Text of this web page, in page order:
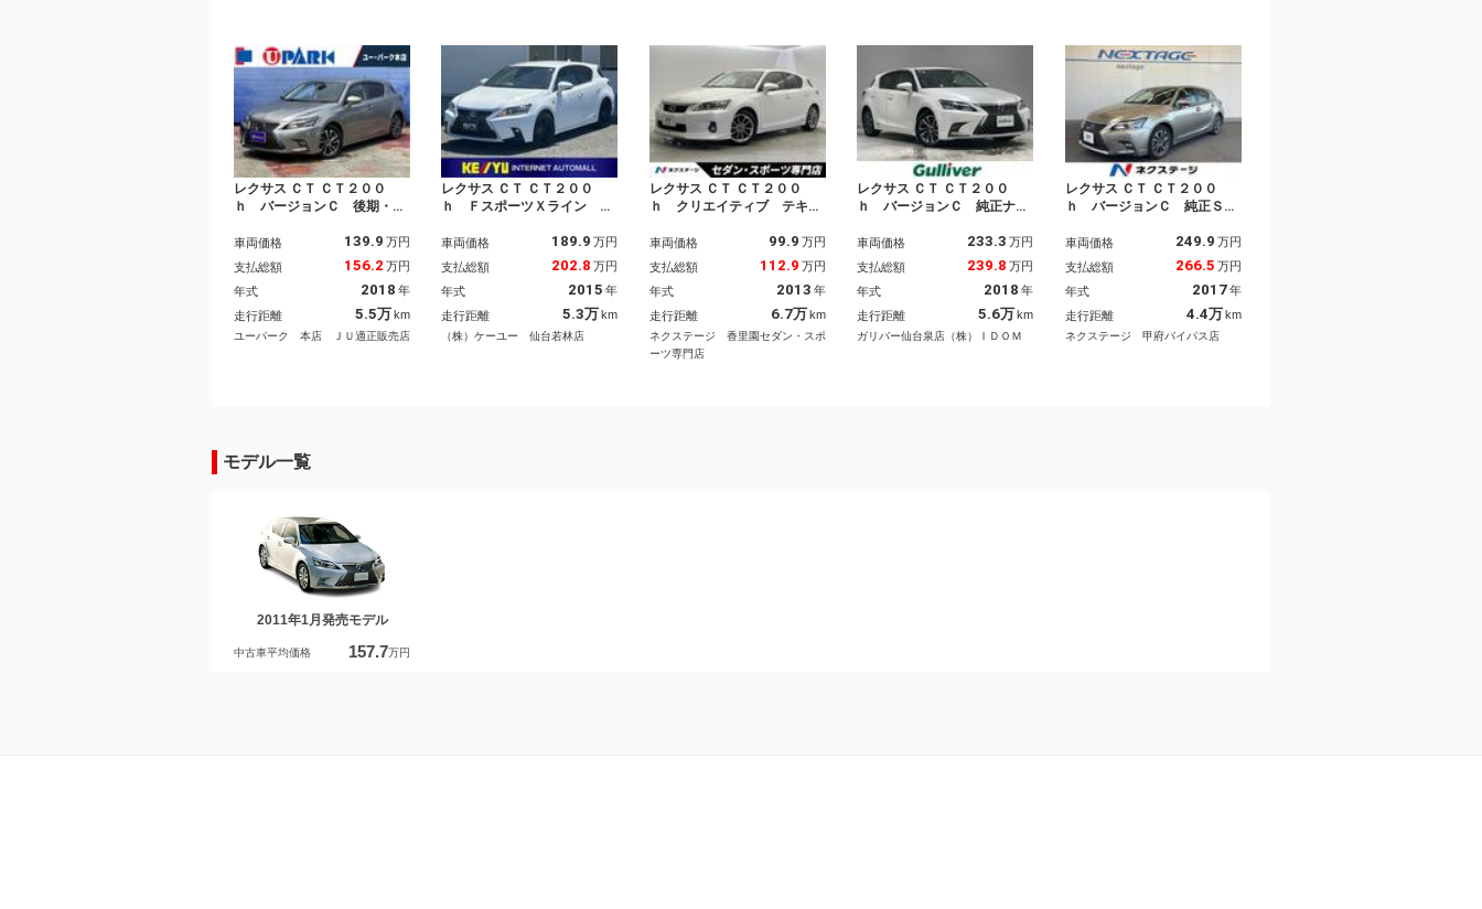
レクサス ＣＴ ＣＴ２００
ｈ バージョンＣ 後期・純
ラ・ＬＥＤヘッド・シートヒ
ーター・パワーシート・純正
１６ＡＷ・コーナーソナー・
パドルシフト・ドラレコ・Ｅ
ＴＣ２．０・ＬＥＤフォグ・
プライバシーガラス・ステア
車両価格 139.9 万円
支払総額 156.2 万円
年式 2018 年
走行距離 5.5万km
ユーパーク 本店 ＪＵ適正販売店
レクサス ＣＴ ＣＴ２００
ｈ ＦスポーツＸライン
車 特別仕様車 ＣＴ専用ス
ピングリル／専用１７インチ
ブラックホイール メーカー
ナビ＆フルセグＴＶ＆Ｂｌｕ
ｅｔｏｏｔｈ＆バックカメ
ラ クルーズコントロール
車両価格 189.9 万円
支払総額 202.8 万円
年式 2015 年
走行距離 5.3万 km
（株）ケーユー 仙台若林店
レクサス ＣＴ ＣＴ２００
ｈ クリエイティブ テキス
タエアロ 純正ＨＤＤナビ
バックカメラ 禁煙車 ブル
ーステッチレザーシート Ｌ
ＥＤヘッド ＥＴＣ クルコ
ン パワーシート 純正１７
インチアルミ オートライ
ト 革巻きハンドル パドル
車両価格 99.9 万円
支払総額 112.9 万円
年式 2013 年
走行距離 6.7万km
ネクステージ 香里園セダン・スポ
ーツ専門店
レクサス ＣＴ ＣＴ２００
ｈ バージョンＣ 純正ナビ
ーシート／衝突軽減装置／レ
ーダークルーズコントロール
／レーンキープアシスト／コ
ーナーセンサー／横滑り防止
装置／アイドリングストップ
／ＥＴＣ２．０／オートライ
車両価格 233.3 万円
支払総額 239.8 万円
年式 2018 年
走行距離 5.6万km
ガリバー仙台泉店（株）ＩＤＯＭ
レクサス ＣＴ ＣＴ２００
ｈ バージョンＣ 純正ＳＤ
ークルーズ 禁煙車 ドラレ
コ コーナーセンサー スマ
ートキー ＬＥＤヘッド Ｅ
ＴＣ２．０ 純正１６インチ
アルミ オートハイビーム
オートライト デュアルエア
車両価格 249.9 万円
支払総額 266.5 万円
年式 2017年
走行距離 4.4万km
ネクステージ 甲府バイパス店
モデル一覧
2011年1月発売モデル
中古車平均価格 157.7万円